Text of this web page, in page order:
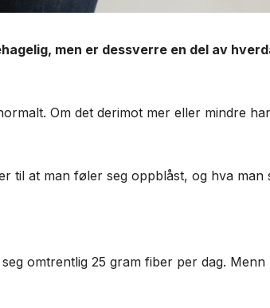
men er dessverre en del av
Om det derimot mer eller mindre
til at man føler seg oppblåst, og hva man
omtrentlig 25 gram fiber per dag.